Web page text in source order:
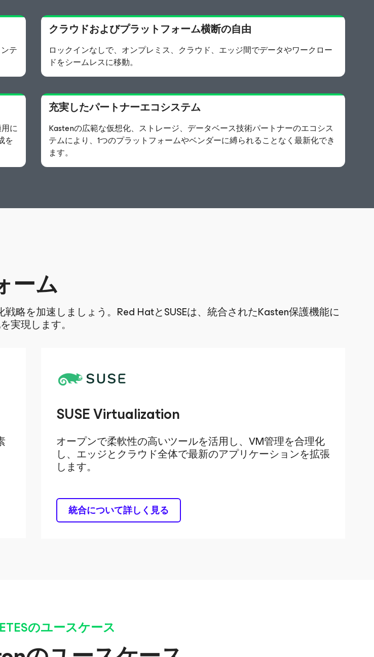
テ
クラウドおよびプラットフォーム横断の自由
ロックインなしで、オンプレミス、クラウド、エッジ間でデータやワークロー
ドをシームレスに移動。
に
を
充実したパートナーエコシステム
Kastenの広範な仮想化、ストレージ、データベース技術パートナーのエコシス
テムにより、1つのプラットフォームやベンダーに縛られることなく最新化でき
ます。
ーム
略を加速しましょう。Red HatとSUSEは、統合されたKasten保護機能に
実現します。
SUSE Virtualization
オープンで柔軟性の高いツールを活用し、VM管理を合理化
し、エッジとクラウド全体で最新のアプリケーションを拡張
します。
統合について詳しく見る
のユースケース